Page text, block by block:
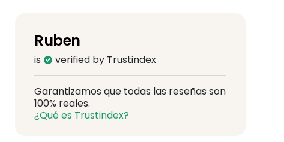
Ruben
is verified by Trustindex
Garantizamos que todas las reseñas son
100% reales.
¿Qué es Trustindex?